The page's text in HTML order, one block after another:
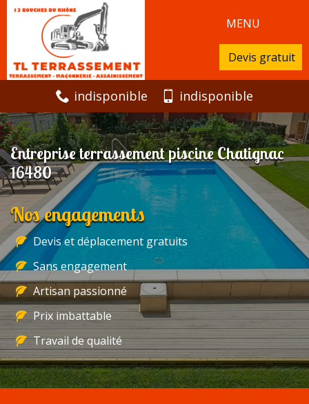
MENU
Devis gratuit
indisponible indisponible
Entreprise terrassement piscine Chatignac
16480
Nos engagements
Devis et déplacement gratuits
Sans engagement
Artisan passionné
Prix imbattable
Travail de qualité